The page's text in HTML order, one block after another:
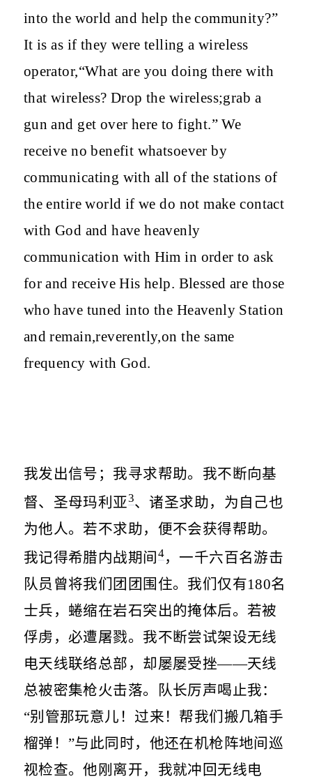
into the world and help the community?”
It is as if they were telling a wireless
operator,“What are you doing there with
that wireless? Drop the wireless;grab a
gun and get over here to fight.” We
receive no benefit whatsoever by
communicating with all of the stations of
the entire world if we do not make contact
with God and have heavenly
communication with Him in order to ask
for and receive His help. Blessed are those
who have tuned into the Heavenly Station
and remain,reverently,on the same
frequency with God.
我发出信号；我寻求帮助。我不断向基
督、圣母玛利亚3、诸圣求助，为自己也
为他人。若不求助，便不会获得帮助。
我记得希腊内战期间 4，一千六百名游击
队员曾将我们团团围住。我们仅有180名
士兵，蜷缩在岩石突出的掩体后。若被
俘虏，必遭屠戮。我不断尝试架设无线
电天线联络总部，却屡屡受挫——天线
总被密集枪火击落。队长厉声喝止我：
“别管那玩意儿！过来！帮我们搬几箱手
榴弹！”与此同时，他还在机枪阵地间巡
视检查。他刚离开，我就冲回无线电